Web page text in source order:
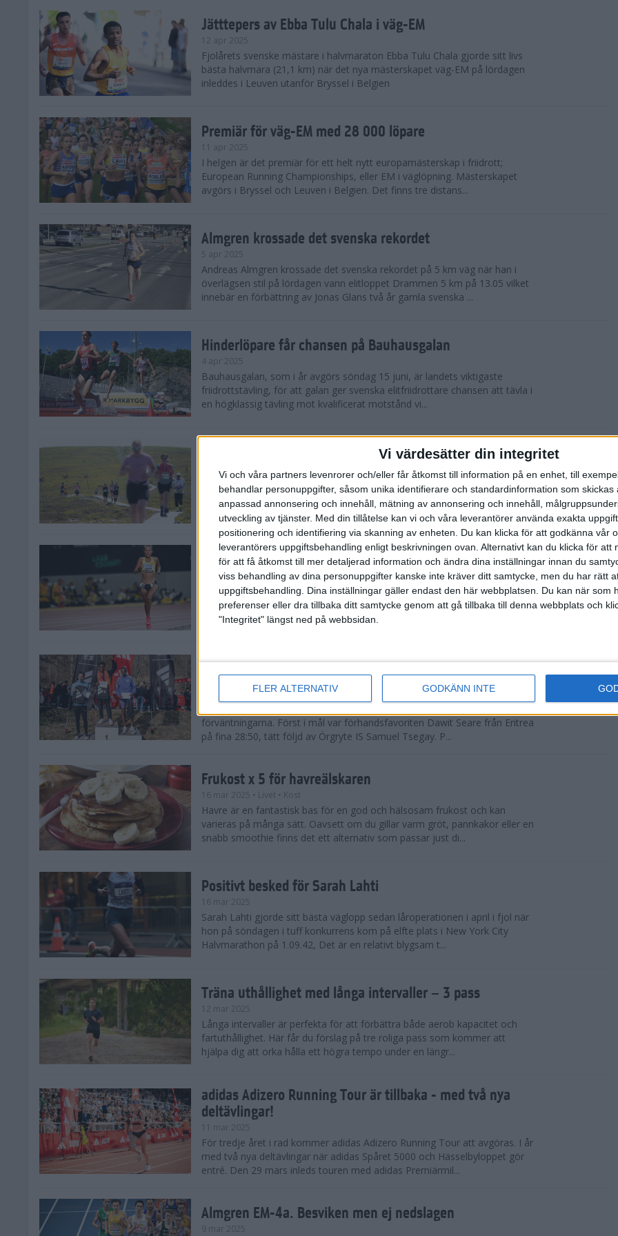
Vi värdesätter din integritet
Vi och våra partners levenrorer och/eller får åtkomst till information på en enhet, till
behandlar personuppgifter, såsom unika identifierare och standardinformation som skickas
anpassad annonsering och innehåll, mätning av annonsering och innehåll,
utveckling av tjänster. Med din tillåtelse kan vi och våra leverantörer använda exakta
positionering och identifiering via skanning av enheten. Du kan klicka för att godkänna vår
leverantörers uppgiftsbehandling enligt beskrivningen ovan. Alternativt kan du klicka för att
för att få åtkomst till mer detaljerad information och ändra dina inställningar innan du
viss behandling av dina personuppgifter kanske inte kräver ditt samtycke, men du har rätt
uppgiftsbehandling. Dina inställningar gäller endast den här webbplatsen. Du kan när som
preferenser eller dra tillbaka ditt samtycke genom att gå tillbaka till denna webbplats och
"Integritet" längst ned på webbsidan.
FLER ALTERNATIV GODKÄNN INTE
Jätttepers av Ebba Tulu Chala i väg-EM
12 apr 2025
Fjolårets svenske mästare i halvmaraton Ebba Tulu Chala gjorde sitt livs
bästa halvmara (21,1 km) när det nya mästerskapet väg-EM på lördagen
inleddes i Leuven utanför Bryssel i Belgien
Premiär för väg-EM med 28 000 löpare
11 apr 2025
I helgen är det premiär för ett helt nytt europamästerskap i friidrott;
European Running Championships, eller EM i väglöpning. Mästerskapet
avgörs i Bryssel och Leuven i Belgien. Det finns tre distans...
Almgren krossade det svenska rekordet
5 apr 2025
Andreas Almgren krossade det svenska rekordet på 5 km väg när han i
överlägsen stil på lördagen vann elitloppet Drammen 5 km på 13.05 vilket
innebär en förbättring av Jonas Glans två år gamla svenska ...
Hinderlöpare får chansen på Bauhausgalan
4 apr 2025
Bauhausgalan, som i år avgörs söndag 15 juni, är landets viktigaste
friidrottstävling, för att galan ger svenska elitfriidrottare chansen att tävla i
en högklassig tävling mot kvalificerat motstånd vi...
Satsar du på att springa Tjejmilen Sälen i juni eller något annat fjällopp i
sommar? Eller är du sugen på att ta dig an Hammarbybacken i oktober?
Stockholms brantaste är en utmaning som heter duga. Rå...
Besviken Lahti tillbaka på banan
30 mar 2025
Sarah Lahti var besviken efter sitt första lopp på 10 000 m på tre år. På
söndagen slutade den 30-åriga Hässelby-löparen på 14:e plats i San Juan
Capistrano 10 000 m utan för Los Angeles. Detta anses ...
Snabba tider när adidas Premiärmilen sprang igång
löparsäsongen!
förväntningarna. Först i mål var förhandsfavoriten Dawit Seare från Eritrea
på fina 28:50, tätt följd av Örgryte IS Samuel Tsegay. P...
Frukost x 5 för havreälskaren
16 mar 2025 • Livet • Kost
Havre är en fantastisk bas för en god och hälsosam frukost och kan
varieras på många sätt. Oavsett om du gillar varm gröt, pannkakor eller en
snabb smoothie finns det ett alternativ som passar just di...
Positivt besked för Sarah Lahti
16 mar 2025
Sarah Lahti gjorde sitt bästa väglopp sedan låroperationen i april i fjol när
hon på söndagen i tuff konkurrens kom på elfte plats i New York City
Halvmarathon på 1.09.42, Det är en relativt blygsam t...
Träna uthållighet med långa intervaller – 3 pass
12 mar 2025
Långa intervaller är perfekta för att förbättra både aerob kapacitet och
fartuthållighet. Här får du förslag på tre roliga pass som kommer att
hjälpa dig att orka hålla ett högra tempo under en längr...
adidas Adizero Running Tour är tillbaka - med två nya
deltävlingar!
11 mar 2025
För tredje året i rad kommer adidas Adizero Running Tour att avgöras. I år
med två nya deltävlingar när adidas Spåret 5000 och Hässelbyloppet gör
entré. Den 29 mars inleds touren med adidas Premiärmil...
Almgren EM-4a. Besviken men ej nedslagen
9 mar 2025